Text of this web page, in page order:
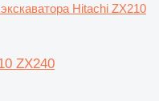
Hitachi ZX210
ZX240